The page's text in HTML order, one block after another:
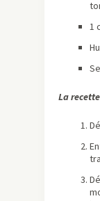
1
La